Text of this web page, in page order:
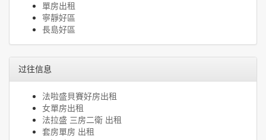
單房出租
寧靜好區
長島好區
过往信息
法啦盛貝賽好房出租
女單房出租
法拉盛 三房二衛 出租
套房單房 出租